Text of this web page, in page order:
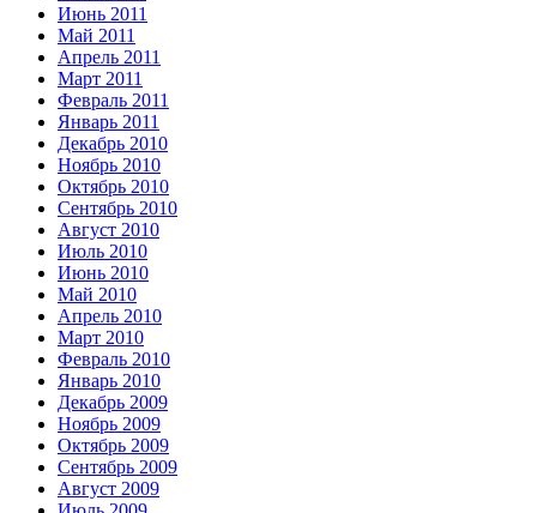
Июнь 2011
Май 2011
Апрель 2011
Март 2011
Февраль 2011
Январь 2011
Декабрь 2010
Ноябрь 2010
Октябрь 2010
Сентябрь 2010
Август 2010
Июль 2010
Июнь 2010
Май 2010
Апрель 2010
Март 2010
Февраль 2010
Январь 2010
Декабрь 2009
Ноябрь 2009
Октябрь 2009
Сентябрь 2009
Август 2009